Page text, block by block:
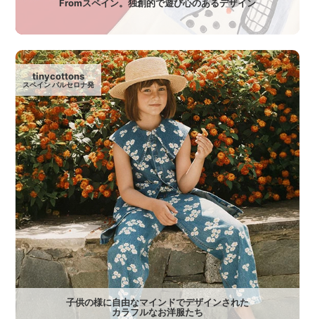
Fromスペイン。独創的で遊び心のあるデザイン
tinycottons
スペイン バルセロナ発
子供の様に自由なマインドでデザインされた
カラフルなお洋服たち